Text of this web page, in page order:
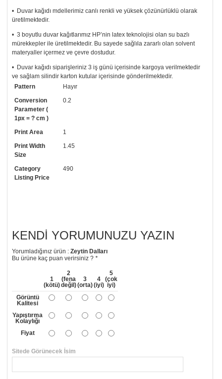
• Duvar kağıdı mdellerimiz canlı renkli ve yüksek çözünürlüklü olarak
üretilmektedir.
• 3 boyutlu duvar kağıtlarımız HP’nin latex teknolojisi olan su bazlı
mürekkepler ile üretilmektedir. Bu sayede sağlıla zararlı olan solvent
materyaller içermez ve çevre dostudur.
• Duvar kağıdı siparişleriniz 3 iş günü içerisinde kargoya verilmektedir
ve sağlam silindir karton kutular içerisinde gönderilmektedir.
• Tutkalınız, siparişiniz ile birlikte ücretsiz olarak gönderilecektir.
Uygulaması standart duvar kağıdı ile aynıdır. Siparişiniz ile birlikte
uygulama kılavuzu da gönderilecektir.
arayıp talebinizi iletebilirsiniz.
• Görselde düzenleme yaptırmak istiyorsanız yine bize telefon
numaramızdan ulaşabilirsiniz.
Pattern
Hayır
Conversion
Parameter (
1px = ? cm )
0.2
Print Area
1
Print Width
Size
1.45
Category
Listing Price
490
KENDI YORUMUNUZU YAZIN
Yorumladığınız ürün :Zeytin Dalları
Bu ürüne kaç puan verirsiniz ?*
1
(kötü)
2
(fena
değil)
3
(orta)
4
(iyi)
5
(çok
iyi)
Görüntü
Kalitesi
Yapıştırma
Kolaylığı
Fiyat
Sitede Görünecek İsim